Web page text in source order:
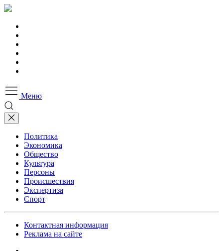
Меню
Политика
Экономика
Общество
Культура
Персоны
Происшествия
Экспертиза
Спорт
Контактная информация
Реклама на сайте